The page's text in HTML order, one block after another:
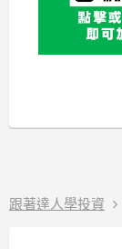
跟著達人學投資